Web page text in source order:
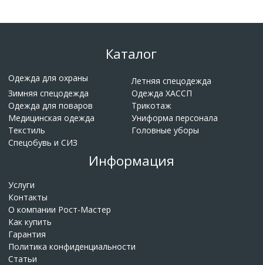
Каталог
Одежда для охраны
Летняя спецодежда
Зимняя спецодежда
Одежда ХАССП
Одежда для поваров
Трикотаж
Медицинская одежда
Униформа персонала
Текстиль
Головные уборы
Спецобувь и СИЗ
Информация
Услуги
Контакты
О компании Рост-Мастер
Как купить
Гарантия
Политика конфиденциальности
Статьи